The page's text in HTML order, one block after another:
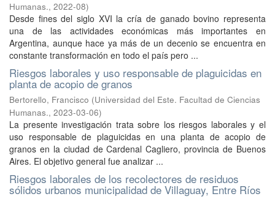
Humanas., 2022-08)
Desde fines del siglo XVI la cría de ganado bovino representa
una de las actividades económicas más importantes en
Argentina, aunque hace ya más de un decenio se encuentra en
constante transformación en todo el país pero ...
Riesgos laborales y uso responsable de plaguicidas en
planta de acopio de granos
Bertorello, Francisco (Universidad del Este. Facultad de Ciencias
Humanas., 2023-03-06)
La presente investigación trata sobre los riesgos laborales y el
uso responsable de plaguicidas en una planta de acopio de
granos en la ciudad de Cardenal Cagliero, provincia de Buenos
Aires. El objetivo general fue analizar ...
Riesgos laborales de los recolectores de residuos
sólidos urbanos municipalidad de Villaguay, Entre Ríos